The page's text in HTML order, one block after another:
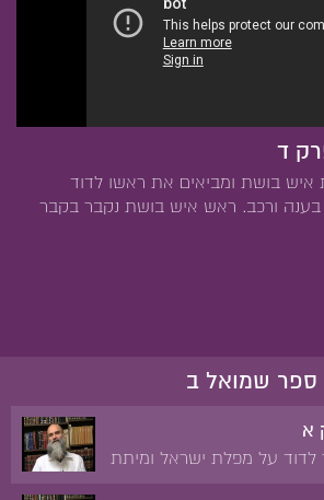
ד
איש בושת ומביאים את ראשו לדוד
בענה ורכב. ראש איש בושת נקבר בקבר
ספר שמואל ב
א
על מפלת ישראל ומיתת